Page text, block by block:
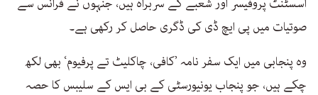
صوتیات میں پی ایچ ڈی کی ڈگری حاصل کر رکھی ہے۔
وہ پنجابی میں ایک سفر نامہ ’کافی، چاکلیٹ تے پرفیوم‘ بھی لکھ
چکے ہیں، جو پنجاب یونیورسٹی کے بی ایس کے سلیبس کا حصہ